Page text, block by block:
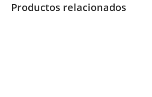
Productos relacionados